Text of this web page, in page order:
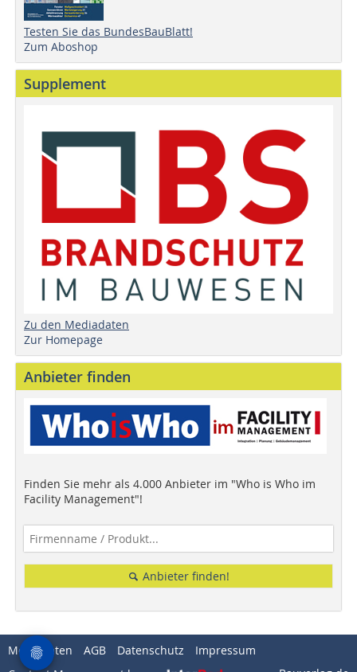
Testen Sie das BundesBauBlatt!
Zum Aboshop
Supplement
Zu den Mediadaten
Zur Homepage
Anbieter finden
Finden Sie mehr als 4.000 Anbieter im "Who is Who im
Facility Management"!
Anbieter finden!
Mediadaten AGB Datenschutz
Impressum